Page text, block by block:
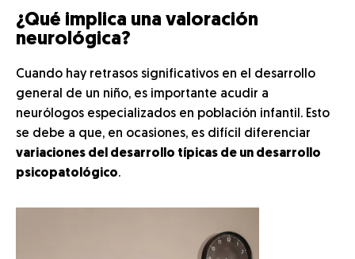
¿Qué implica una valoración
neurológica?
Cuando hay retrasos significativos en el desarrollo
general de un niño, es importante acudir a
neurólogos especializados en población infantil. Esto
se debe a que, en ocasiones, es difícil diferenciar
variaciones del desarrollo típicas de un desarrollo
psicopatológico.